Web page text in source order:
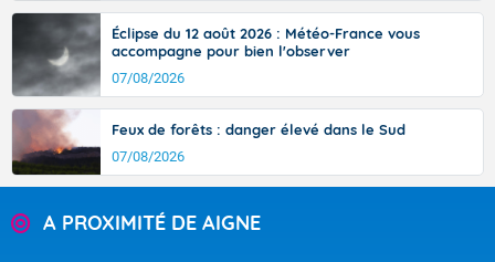
Éclipse du 12 août 2026 : Météo-France vous
accompagne pour bien l'observer
07/08/2026
Feux de forêts : danger élevé dans le Sud
07/08/2026
A PROXIMITÉ DE AIGNE